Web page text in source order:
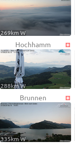
269km W
Hochhamm
288km W
Brunnen
335km W